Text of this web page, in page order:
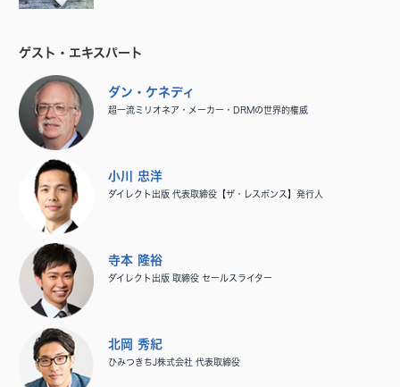
ゲスト・エキスパート
ダン・ケネディ
超一流ミリオネア・メーカー・DRMの世界的権威
小川 忠洋
ダイレクト出版 代表取締役【ザ・レスポンス】発行人
寺本 隆裕
ダイレクト出版 取締役 セールスライター
北岡 秀紀
ひみつきちJ株式会社 代表取締役